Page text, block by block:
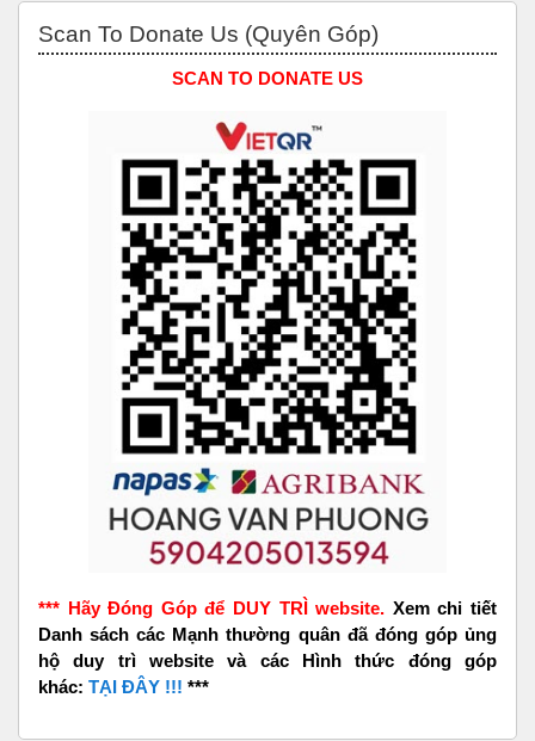
Scan To Donate Us (Quyên Góp)
SCAN TO DONATE US
*** Hãy Đóng Góp để DUY TRÌ website. Xem chi tiết
Danh sách các Mạnh thường quân đã đóng góp ủng
hộ duy trì website và các Hình thức đóng góp
khác: TẠI ĐÂY !!! ***